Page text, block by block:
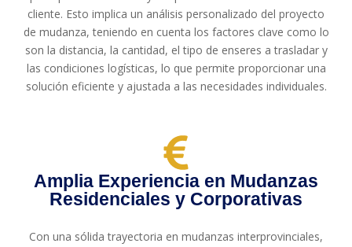
cliente. Esto implica un análisis personalizado del proyecto
de mudanza, teniendo en cuenta los factores clave como lo
son la distancia, la cantidad, el tipo de enseres a trasladar y
las condiciones logísticas, lo que permite proporcionar una
solución eficiente y ajustada a las necesidades individuales.
Amplia Experiencia en Mudanzas
Residenciales y Corporativas
Con una sólida trayectoria en mudanzas interprovinciales,